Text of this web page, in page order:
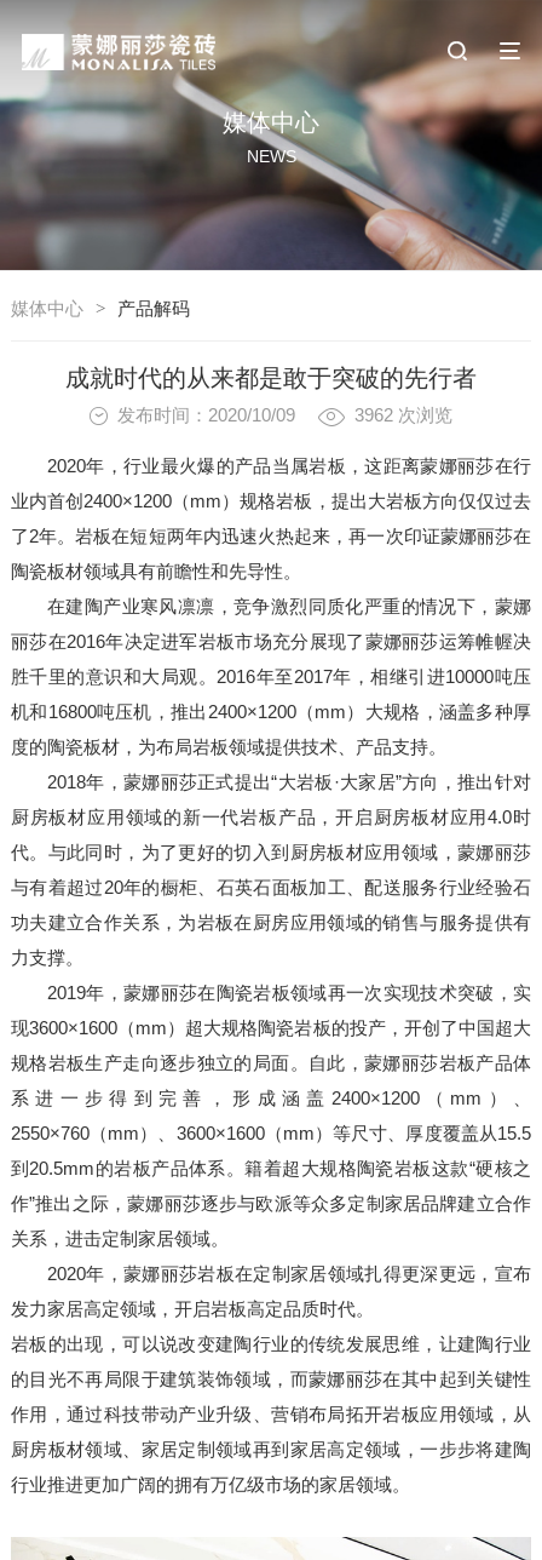
媒体中心
NEWS
媒体中心 > 产品解码
成就时代的从来都是敢于突破的先行者
发布时间：2020/10/09 3962 次浏览
2020年，行业最火爆的产品当属岩板，这距离蒙娜丽莎在行
业内首创2400×1200（mm）规格岩板，提出大岩板方向仅仅过去
了2年。岩板在短短两年内迅速火热起来，再一次印证蒙娜丽莎在
陶瓷板材领域具有前瞻性和先导性。
在建陶产业寒风凛凛，竞争激烈同质化严重的情况下，蒙娜
丽莎在2016年决定进军岩板市场充分展现了蒙娜丽莎运筹帷幄决
胜千里的意识和大局观。2016年至2017年，相继引进10000吨压
机和16800吨压机，推出2400×1200（mm）大规格，涵盖多种厚
度的陶瓷板材，为布局岩板领域提供技术、产品支持。
2018年，蒙娜丽莎正式提出“大岩板·大家居”方向，推出针对
厨房板材应用领域的新一代岩板产品，开启厨房板材应用4.0时
代。与此同时，为了更好的切入到厨房板材应用领域，蒙娜丽莎
与有着超过20年的橱柜、石英石面板加工、配送服务行业经验石
功夫建立合作关系，为岩板在厨房应用领域的销售与服务提供有
力支撑。
2019年，蒙娜丽莎在陶瓷岩板领域再一次实现技术突破，实
现3600×1600（mm）超大规格陶瓷岩板的投产，开创了中国超大
规格岩板生产走向逐步独立的局面。自此，蒙娜丽莎岩板产品体
系进一步得到完善，形成涵盖2400×1200（mm）、
2550×760（mm）、3600×1600（mm）等尺寸、厚度覆盖从15.5
到20.5mm的岩板产品体系。籍着超大规格陶瓷岩板这款“硬核之
作”推出之际，蒙娜丽莎逐步与欧派等众多定制家居品牌建立合作
关系，进击定制家居领域。
2020年，蒙娜丽莎岩板在定制家居领域扎得更深更远，宣布
发力家居高定领域，开启岩板高定品质时代。
岩板的出现，可以说改变建陶行业的传统发展思维，让建陶行业
的目光不再局限于建筑装饰领域，而蒙娜丽莎在其中起到关键性
作用，通过科技带动产业升级、营销布局拓开岩板应用领域，从
厨房板材领域、家居定制领域再到家居高定领域，一步步将建陶
行业推进更加广阔的拥有万亿级市场的家居领域。